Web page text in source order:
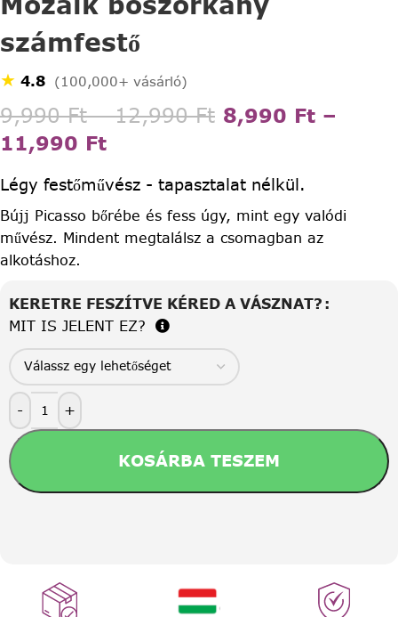
számfestő
★ 4.8 (100,000+ vásárló)
9,990Ft – 12,990Ft 8,990 Ft –
11,990 Ft
Légy festőművész - tapasztalat nélkül.
Bújj Picasso bőrébe és fess úgy, mint egy valódi
művész. Mindent megtalálsz a csomagban az
alkotáshoz.
KERETRE FESZÍTVE KÉRED A VÁSZNAT?
MIT IS JELENT EZ?
- +
KOSÁRBA TESZEM